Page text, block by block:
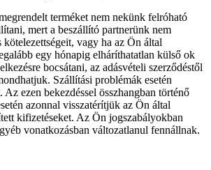
terméket nem nekünk felróható
mert a beszállító partnerünk nem
kötelezettségeit, vagy ha az Ön által
egy hónapig elháríthatatlan külső ok
bocsátani, az adásvételi szerződéstől
Szállítási problémák esetén
ezen bekezdéssel összhangban történő
azonnal visszatérítjük az Ön által
kifizetéseket. Az Ön jogszabályokban
vonatkozásban változatlanul fennállnak.